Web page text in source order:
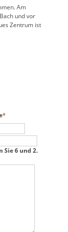
Am
und vor
Zentrum ist
*
Sie 6 und 2.